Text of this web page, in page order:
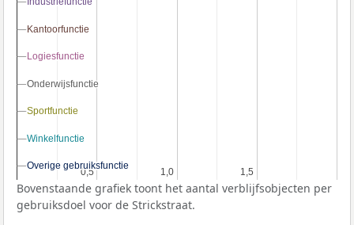
0,5
0,5 1,0
1,0 1,5
1,5
Kantoorfunctie
Kantoorfunctie
Logiesfunctie
Logiesfunctie
Onderwijsfunctie
Onderwijsfunctie
Sportfunctie
Sportfunctie
Winkelfunctie
Winkelfunctie
Overige gebruiksfunctie
Overige gebruiksfunctie
Bovenstaande grafiek toont het aantal verblijfsobjecten per
gebruiksdoel voor de Strickstraat.